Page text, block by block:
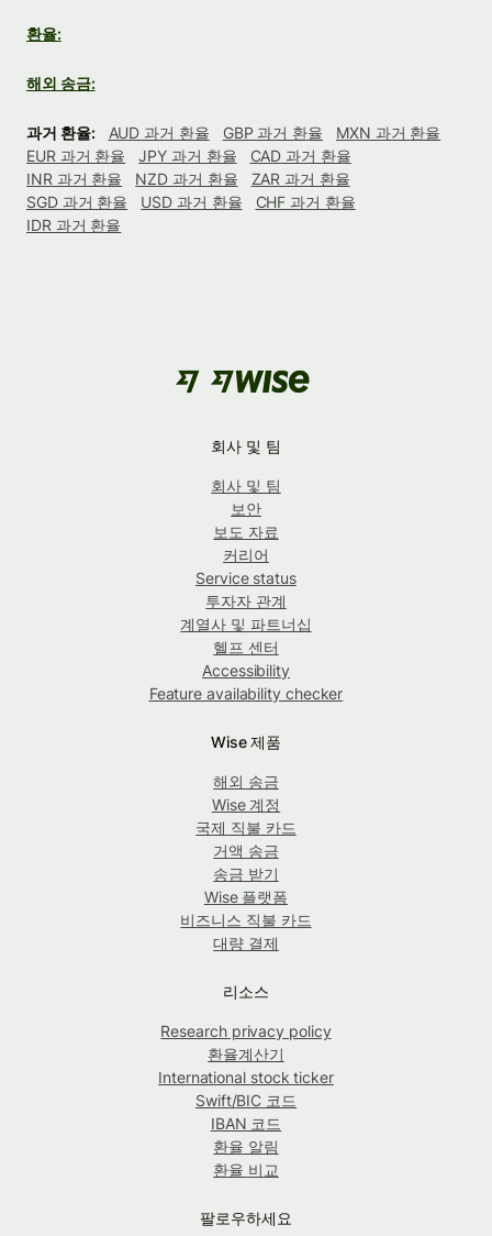
환율:
해외 송금:
과거 환율: AUD 과거 환율 GBP 과거 환율
MXN 과거 환율
EUR 과거 환율
JPY 과거 환율
CAD 과거 환율
INR 과거 환율
NZD 과거 환율
ZAR 과거 환율
SGD 과거 환율
USD 과거 환율
CHF 과거 환율
IDR 과거 환율
회사 및 팀
회사 및 팀
보안
보도 자료
커리어
Service status
투자자 관계
계열사 및 파트너십
헬프 센터
Accessibility
Feature availability checker
Wise 제품
해외 송금
Wise 계정
국제 직불 카드
거액 송금
송금 받기
Wise 플랫폼
비즈니스 직불 카드
대량 결제
리소스
Research privacy policy
환율계산기
International stock ticker
Swift/BIC 코드
IBAN 코드
환율 알림
환율 비교
팔로우하세요